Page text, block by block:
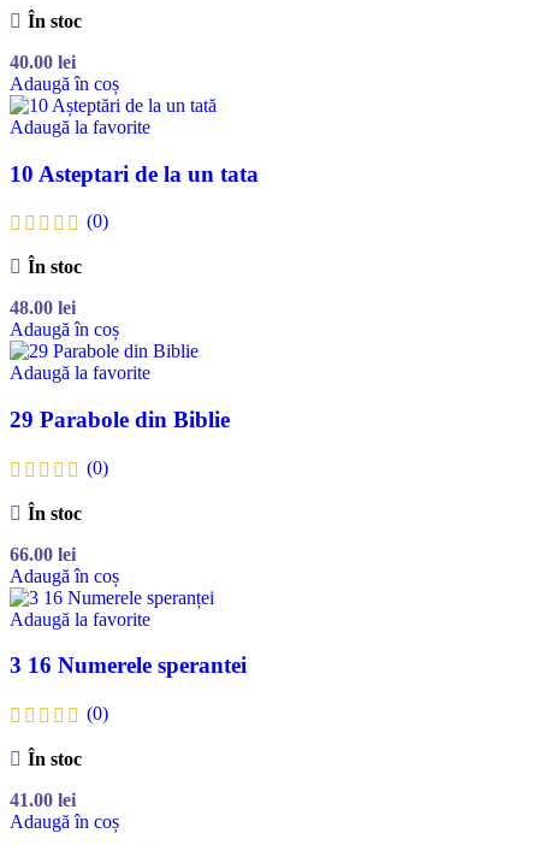
În stoc
40.00 lei
Adaugă în coș
Adaugă la favorite
10 Asteptari de la un tata
(0)
În stoc
48.00 lei
Adaugă în coș
Adaugă la favorite
29 Parabole din Biblie
(0)
În stoc
66.00 lei
Adaugă în coș
Adaugă la favorite
3 16 Numerele sperantei
(0)
În stoc
41.00 lei
Adaugă în coș